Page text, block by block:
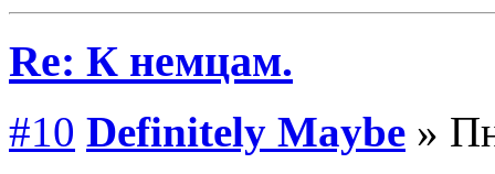
Re: К немцам.
#10 Definitely Maybe »